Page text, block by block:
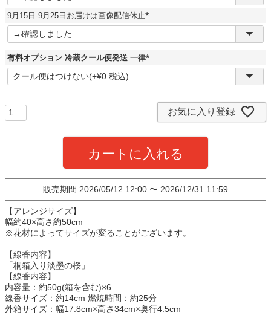
須
)
9月15日-9月25日お届けは画像配信休止
(
須
)
有料オプション 冷蔵クール便発送 一律
(
須
お気に入り登録
カートに入れる
販売期間 2026/05/12 12:00 〜 2026/12/31 11:59
【アレンジサイズ】
幅約40×高さ約50cm
※花材によってサイズが変ることがございます。
【線香内容】
「桐箱入り淡墨の桜」
【線香内容】
内容量：約50g(箱を含む)×6
線香サイズ：約14cm 燃焼時間：約25分
外箱サイズ：幅17.8cm×高さ34cm×奥行4.5cm